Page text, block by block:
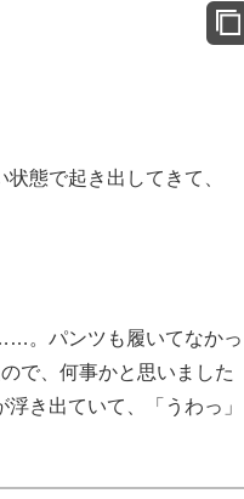
態で起き出してきて、
。パンツも履いてなかっ
で、何事かと思いました
き出ていて、「うわっ」